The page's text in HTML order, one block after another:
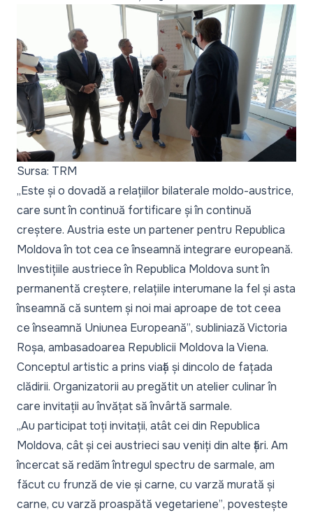
Sursa: TRM
„Este și o dovadă a relațiilor bilaterale moldo-austrice,
care sunt în continuă fortificare și în continuă
creștere. Austria este un partener pentru Republica
Moldova în tot cea ce înseamnă integrare europeană.
Investițiile austriece în Republica Moldova sunt în
permanentă creștere, relațiile interumane la fel și asta
înseamnă că suntem și noi mai aproape de tot ceea
ce înseamnă Uniunea Europeană”, subliniază Victoria
Roșa, ambasadoarea Republicii Moldova la Viena.
Conceptul artistic a prins viață și dincolo de fațada
clădirii. Organizatorii au pregătit un atelier culinar în
care invitații au învățat să învârtă sarmale.
„Au participat toți invitații, atât cei din Republica
Moldova, cât și cei austrieci sau veniți din alte țări. Am
încercat să redăm întregul spectru de sarmale, am
făcut cu frunză de vie și carne, cu varză murată și
carne, cu varză proaspătă vegetariene”, povestește